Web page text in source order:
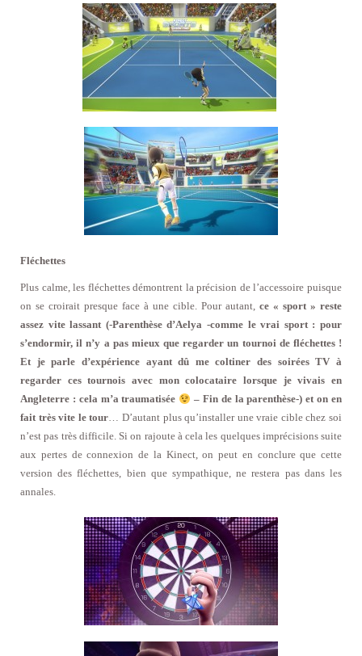
Fléchettes
Plus calme, les fléchettes démontrent la précision de l’accessoire puisque
on se croirait presque face à une cible. Pour autant, ce « sport » reste
assez vite lassant (-Parenthèse d’Aelya -comme le vrai sport : pour
s’endormir, il n’y a pas mieux que regarder un tournoi de fléchettes !
Et je parle d’expérience ayant dû me coltiner des soirées TV à
regarder ces tournois avec mon colocataire lorsque je vivais en
Angleterre : cela m’a traumatisée
– Fin de la parenthèse-) et on en
fait très vite le tour… D’autant plus qu’installer une vraie cible chez soi
n’est pas très difficile. Si on rajoute à cela les quelques imprécisions suite
aux pertes de connexion de la Kinect, on peut en conclure que cette
version des fléchettes, bien que sympathique, ne restera pas dans les
annales.